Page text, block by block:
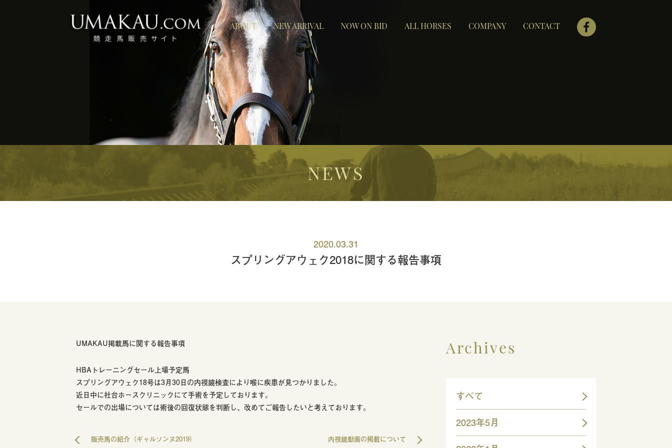
ABOUT NEW ARRIVAL NOW ON BID ALL HORSES COMPANY CONTACT
NEWS
2020.03.31
スプリングアウェク2018に関する報告事項
Archives
すべて
2023年5月
UMAKAU掲載馬に関する報告事項
HBAトレーニングセール上場予定馬
スプリングアウェク18号は3月30日の内視鏡検査により喉に疾患が見つかりました。
近日中に社台ホースクリニックにて手術を予定しております。
セールでの出場については術後の回復状態を判断し、改めてご報告したいと考えております。
販売馬の紹介（ギャルソンヌ2019） 内視鏡動画の掲載について